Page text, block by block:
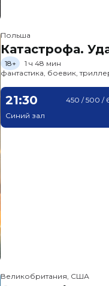
Польша
Катастрофа.
18+
1 ч 48 мин
фантастика, боевик,
21:30
Синий зал
450 / 500 /
Великобритания, США